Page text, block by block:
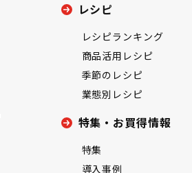
レシピ
レシピランキング
商品活用レシピ
季節のレシピ
業態別レシピ
特集・お買得情報
特集
導入事例